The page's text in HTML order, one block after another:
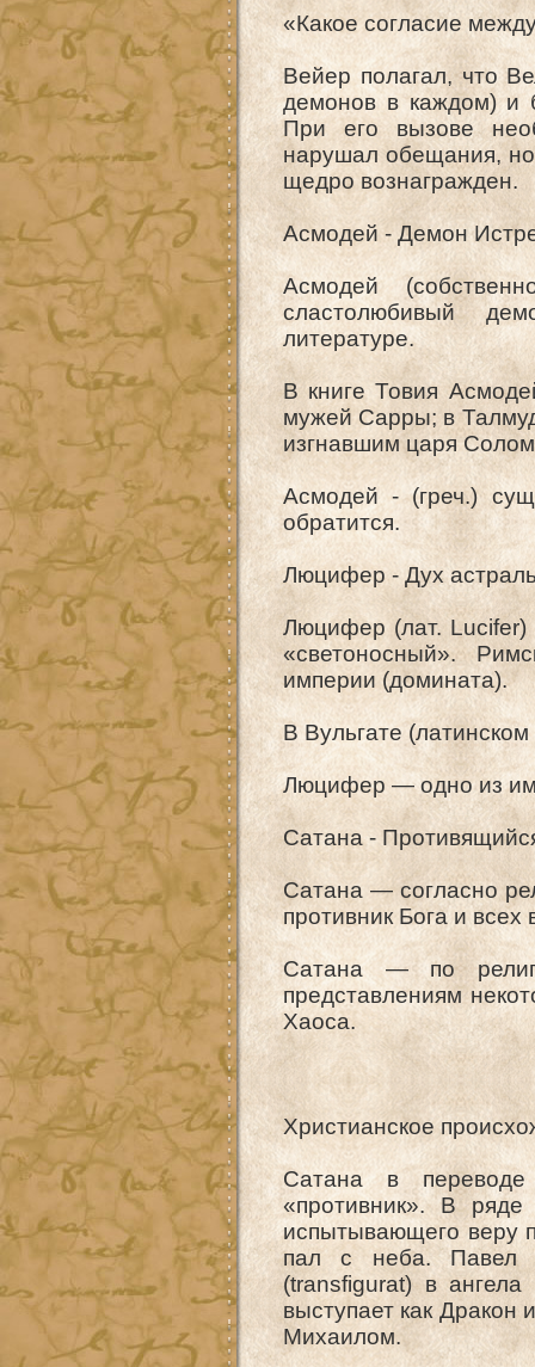
«Какое согласие
Вейер полагал, что
демонов в каждом) и
При его вызове
нарушал обещания, но
щедро вознагражден.
Асмодей - Демон
Асмодей
сластолюбивый
литературе.
В книге Товия
мужей Сарры; в
изгнавшим царя
Асмодей - (греч.)
обратится.
Люцифер - Дух
Люцифер (лат.
«светоносный».
империи (домината).
В Вульгате
Люцифер — одно из
Сатана -
Сатана — согласно
противник Бога и
Сатана — по
представлениям
Хаоса.
Христианское
Сатана в
«противник». В ряде
испытывающего веру
пал с неба. Павел
(transfigurat) в
выступает как
Михаилом.